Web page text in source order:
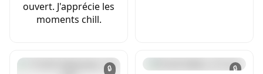
ouvert. J'apprécie les
moments chill.
🔒 🔒